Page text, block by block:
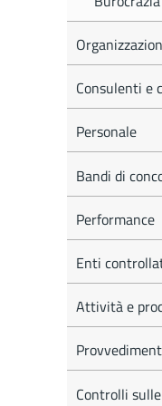
Consulenti e
Personale
Bandi di
Performance
Enti
Attività e
Controlli